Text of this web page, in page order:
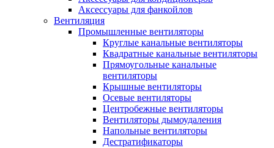
Аксессуары для фанкойлов
Вентиляция
Промышленные вентиляторы
Круглые канальные вентиляторы
Квадратные канальные вентиляторы
Прямоугольные канальные
вентиляторы
Крышные вентиляторы
Осевые вентиляторы
Центробежные вентиляторы
Вентиляторы дымоудаления
Напольные вентиляторы
Дестратификаторы